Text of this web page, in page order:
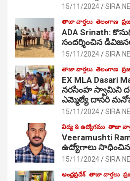
15/11/2024 SIRA
తాజా వార్తలు తెలంగాణ
ADA Srinath:
సంద‌ర్శించిన
15/11/2024 SIRA
తాజా వార్తలు తెలంగాణ
EX MLA Dasari
నరసింహ స్వామిని
ఎమ్మెల్యే దాసరి
15/11/2024 SIRA
విద్య & ఉద్యోగము తాజా
Veeramushti
ఉద్యోగాలు సాధించిన
15/11/2024 SIRA
ఆంధ్రప్రదేశ్ తాజా వార్తలు